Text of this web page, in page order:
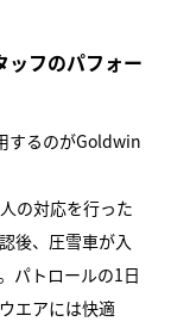
ッフのパフォー
するのがGoldwin
の対応を行った
後、圧雪車が入
パトロールの1日
エアには快適